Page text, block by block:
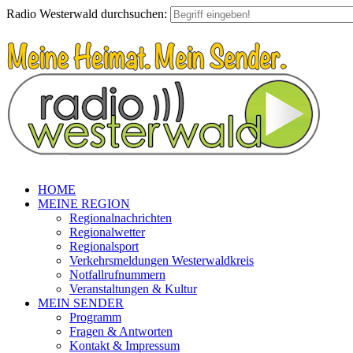
Radio Westerwald durchsuchen:
HOME
MEINE REGION
Regionalnachrichten
Regionalwetter
Regionalsport
Verkehrsmeldungen Westerwaldkreis
Notfallrufnummern
Veranstaltungen & Kultur
MEIN SENDER
Programm
Fragen & Antworten
Kontakt & Impressum